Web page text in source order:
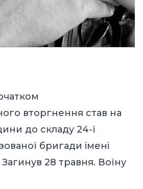
вторгнення став на
до складу 24-ї
бригади імені
28 травня. Воїну